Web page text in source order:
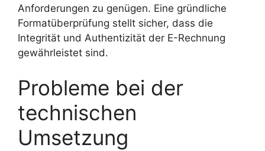
Anforderungen zu genügen. Eine gründliche
Formatüberprüfung stellt sicher, dass die
Integrität und Authentizität der E-Rechnung
gewährleistet sind.
Probleme bei der
technischen
Umsetzung